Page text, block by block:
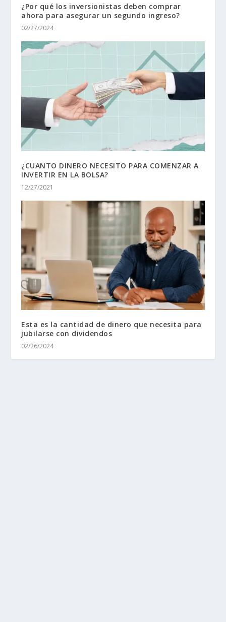
¿Por qué los inversionistas deben comprar
ahora para asegurar un segundo ingreso?
02/27/2024
¿CUANTO DINERO NECESITO PARA COMENZAR A
INVERTIR EN LA BOLSA?
12/27/2021
Esta es la cantidad de dinero que necesita para
jubilarse con dividendos
02/26/2024